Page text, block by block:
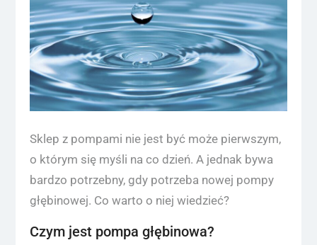
Sklep z pompami nie jest być może pierwszym,
o którym się myśli na co dzień. A jednak bywa
bardzo potrzebny, gdy potrzeba nowej pompy
głębinowej. Co warto o niej wiedzieć?
Czym jest pompa głębinowa?